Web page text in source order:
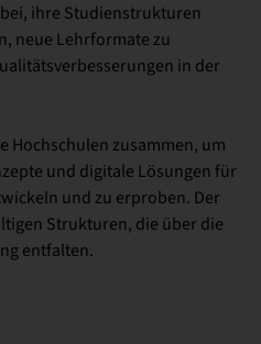
ihre Studienstrukturen
neue Lehrformate zu
in der
Hochschulen zusammen, um
und digitale Lösungen für
und zu erproben. Der
Strukturen, die über die
entfalten.